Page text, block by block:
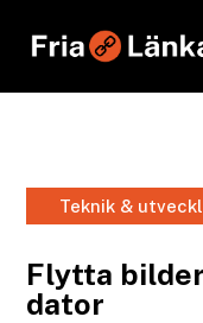
Teknik &
Flytta
dator